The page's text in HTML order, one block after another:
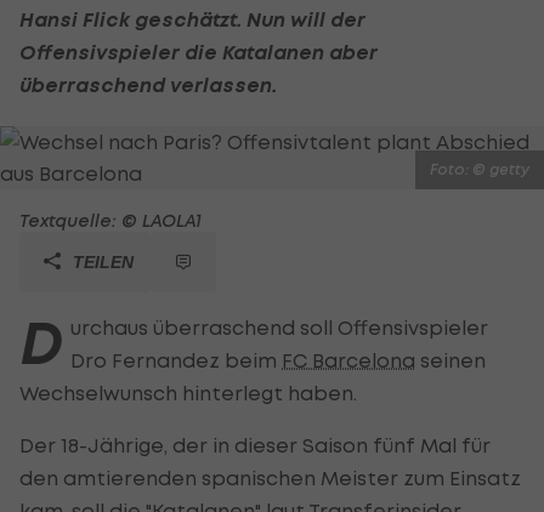
Hansi Flick geschätzt. Nun will der
Offensivspieler die Katalanen aber
überraschend verlassen.
Foto: © getty
Textquelle: © LAOLA1
TEILEN
D urchaus überraschend soll Offensivspieler
Dro Fernandez beim FC Barcelona seinen
Wechselwunsch hinterlegt haben.
Der 18-Jährige, der in dieser Saison fünf Mal für
den amtierenden spanischen Meister zum Einsatz